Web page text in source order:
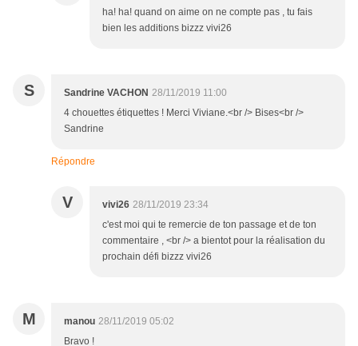
ha! ha! quand on aime on ne compte pas , tu fais
bien les additions bizzz vivi26
S Sandrine VACHON 28/11/2019 11:00
4 chouettes étiquettes ! Merci Viviane.<br /> Bises<br />
Sandrine
Répondre
V vivi26 28/11/2019 23:34
c'est moi qui te remercie de ton passage et de ton
commentaire , <br /> a bientot pour la réalisation du
prochain défi bizzz vivi26
M manou 28/11/2019 05:02
Bravo !